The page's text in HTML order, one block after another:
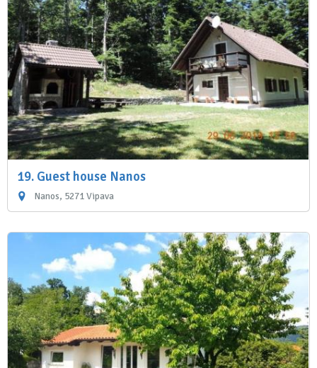
19. Guest house Nanos
Nanos, 5271 Vipava